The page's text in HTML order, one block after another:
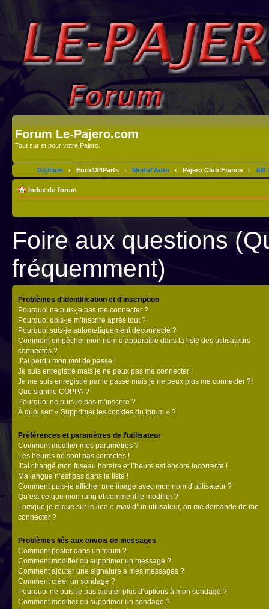
Forum Le-Pajero.com
Tout sur et pour votre Pajero.
G@lium ‹ Euro4X4Parts ‹ Modul'Auto ‹ Pajero Club France ‹ AB
Index du forum
Foire aux questions
fréquemment)
Problèmes d’identification et d’inscription
Pourquoi ne puis-je pas me connecter ?
Pourquoi dois-je m’inscrire après tout ?
Pourquoi suis-je automatiquement déconnecté ?
Comment empêcher mon nom d’apparaître dans la liste des utilisateurs
connectés ?
J’ai perdu mon mot de passe !
Je suis enregistré mais je ne peux pas me connecter !
Je me suis enregistré par le passé mais je ne peux plus me connecter ?!
Que signifie COPPA ?
Pourquoi ne puis-je pas m’inscrire ?
À quoi sert « Supprimer les cookies du forum » ?
Préférences et paramètres de l’utilisateur
Comment modifier mes paramètres ?
Les heures ne sont pas correctes !
J’ai changé mon fuseau horaire et l’heure est encore incorrecte !
Ma langue n’est pas dans la liste !
Comment puis-je afficher une image avec mon nom d’utilisateur ?
Qu’est-ce que mon rang et comment le modifier ?
Lorsque je clique sur le lien e-mail d’un utilisateur, on me demande de me
connecter ?
Problèmes liés aux envois de messages
Comment poster dans un forum ?
Comment modifier ou supprimer un message ?
Comment ajouter une signature à mes messages ?
Comment créer un sondage ?
Pourquoi ne puis-je pas ajouter plus d’options à mon sondage ?
Comment modifier ou supprimer un sondage ?